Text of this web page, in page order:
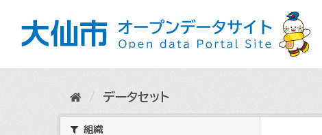
データセット
組織